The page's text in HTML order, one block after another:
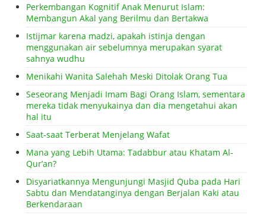
Perkembangan Kognitif Anak Menurut Islam:
Membangun Akal yang Berilmu dan Bertakwa
Istijmar karena madzi, apakah istinja dengan
menggunakan air sebelumnya merupakan syarat
sahnya wudhu
Menikahi Wanita Salehah Meski Ditolak Orang Tua
Seseorang Menjadi Imam Bagi Orang Islam, sementara
mereka tidak menyukainya dan dia mengetahui akan
hal itu
Saat-saat Terberat Menjelang Wafat
Mana yang Lebih Utama: Tadabbur atau Khatam Al-
Qur’an?
Disyariatkannya Mengunjungi Masjid Quba pada Hari
Sabtu dan Mendatanginya dengan Berjalan Kaki atau
Berkendaraan